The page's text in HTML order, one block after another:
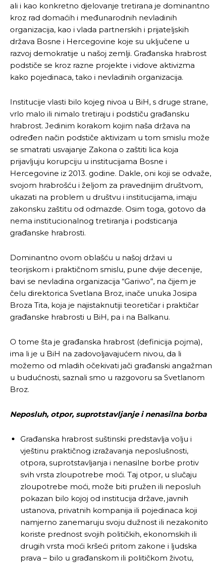
ali i kao konkretno djelovanje tretirana je dominantno
kroz rad domaćih i međunarodnih nevladinih
organizacija, kao i vlada partnerskih i prijateljskih
država Bosne i Hercegovine koje su uključene u
razvoj demokratije u našoj zemlji. Građanska hrabrost
podstiče se kroz razne projekte i vidove aktivizma
kako pojedinaca, tako i nevladinih organizacija.
Institucije vlasti bilo kojeg nivoa u BiH, s druge strane,
vrlo malo ili nimalo tretiraju i podstiču građansku
hrabrost. Jedinim korakom kojim naša država na
određen način podstiče aktivizam u tom smislu može
se smatrati usvajanje Zakona o zaštiti lica koja
prijavljuju korupciju u institucijama Bosne i
Hercegovine iz 2013. godine. Dakle, oni koji se odvaže,
svojom hrabrošću i željom za pravednijim društvom,
ukazati na problem u društvu i institucijama, imaju
zakonsku zaštitu od odmazde. Osim toga, gotovo da
nema institucionalnog tretiranja i podsticanja
građanske hrabrosti.
Dominantno ovom oblašću u našoj državi u
teorijskom i praktičnom smislu, pune dvije decenije,
bavi se nevladina organizacija “Gariwo”, na čijem je
čelu direktorica Svetlana Broz, inače unuka Josipa
Broza Tita, koja je najistaknutiji teoretičar i praktičar
građanske hrabrosti u BiH, pa i na Balkanu.
O tome šta je građanska hrabrost (definicija pojma),
ima li je u BiH na zadovoljavajućem nivou, da li
možemo od mladih očekivati jači građanski angažman
u budućnosti, saznali smo u razgovoru sa Svetlanom
Broz.
Neposluh, otpor, suprotstavljanje i nenasilna borba
Građanska hrabrost suštinski predstavlja volju i
vještinu praktičnog izražavanja neposlušnosti,
otpora, suprotstavljanja i nenasilne borbe protiv
svih vrsta zloupotrebe moći. Taj otpor, u slučaju
zloupotrebe moći, može biti pružen ili neposluh
pokazan bilo kojoj od institucija države, javnih
ustanova, privatnih kompanija ili pojedinaca koji
namjerno zanemaruju svoju dužnost ili nezakonito
koriste prednost svojih političkih, ekonomskih ili
drugih vrsta moći kršeći pritom zakone i ljudska
prava – bilo u građanskom ili političkom životu,